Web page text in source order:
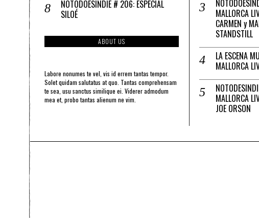
NOTODOESINDIE # 206: ESPECIAL
SILOÉ
ABOUT US
Labore nonumes te vel, vis id errem tantas tempor.
Solet quidam salutatus at quo. Tantas comprehensam
te sea, usu sanctus similique ei. Viderer admodum
mea et, probo tantas alienum ne vim.
MALLORCA
CARMEN y
STANDSTILL
LA ESCENA
MALLORCA
MALLORCA
JOE ORSON